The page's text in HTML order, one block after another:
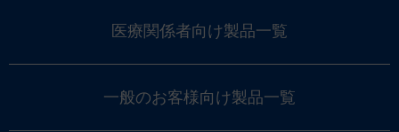
医療関係者向け製品一覧
一般のお客様向け製品一覧